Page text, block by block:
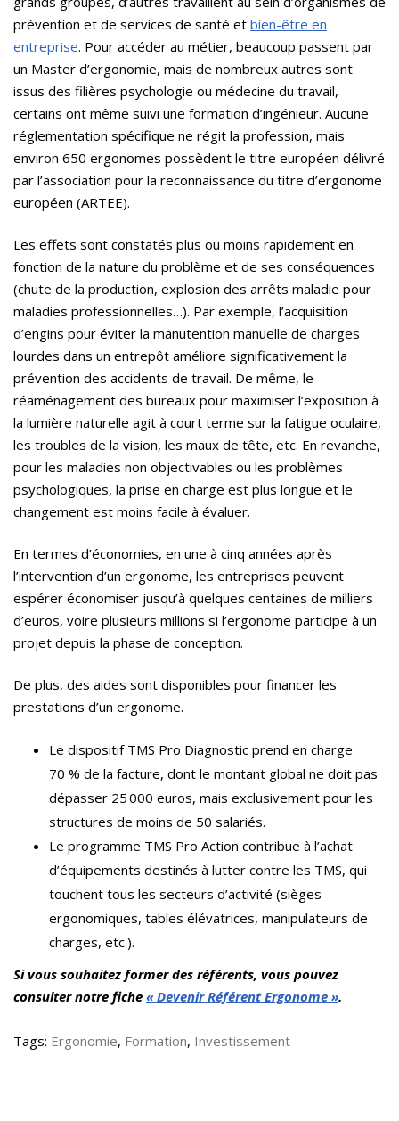
prévention et de services de santé et bien-être en
entreprise. Pour accéder au métier, beaucoup passent par
un Master d’ergonomie, mais de nombreux autres sont
issus des filières psychologie ou médecine du travail,
certains ont même suivi une formation d’ingénieur. Aucune
réglementation spécifique ne régit la profession, mais
environ 650 ergonomes possèdent le titre européen délivré
par l’association pour la reconnaissance du titre d’ergonome
européen (ARTEE).
Les effets sont constatés plus ou moins rapidement en
fonction de la nature du problème et de ses conséquences
(chute de la production, explosion des arrêts maladie pour
maladies professionnelles…). Par exemple, l’acquisition
d’engins pour éviter la manutention manuelle de charges
lourdes dans un entrepôt améliore significativement la
prévention des accidents de travail. De même, le
réaménagement des bureaux pour maximiser l’exposition à
la lumière naturelle agit à court terme sur la fatigue oculaire,
les troubles de la vision, les maux de tête, etc. En revanche,
pour les maladies non objectivables ou les problèmes
psychologiques, la prise en charge est plus longue et le
changement est moins facile à évaluer.
En termes d’économies, en une à cinq années après
l’intervention d’un ergonome, les entreprises peuvent
espérer économiser jusqu’à quelques centaines de milliers
d’euros, voire plusieurs millions si l’ergonome participe à un
projet depuis la phase de conception.
De plus, des aides sont disponibles pour financer les
prestations d’un ergonome.
Le dispositif TMS Pro Diagnostic prend en charge
70 % de la facture, dont le montant global ne doit pas
dépasser 25 000 euros, mais exclusivement pour les
structures de moins de 50 salariés.
Le programme TMS Pro Action contribue à l’achat
d’équipements destinés à lutter contre les TMS, qui
touchent tous les secteurs d’activité (sièges
ergonomiques, tables élévatrices, manipulateurs de
charges, etc.).
Si vous souhaitez former des référents, vous pouvez
consulter notre fiche « Devenir Référent Ergonome ».
Tags: Ergonomie, Formation, Investissement